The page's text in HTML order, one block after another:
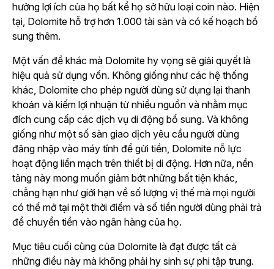
hưởng lợi ích của họ bất kể họ sở hữu loại coin nào. Hiện
tại, Dolomite hỗ trợ hơn 1.000 tài sản và có kế hoạch bổ
sung thêm.
Một vấn đề khác mà Dolomite hy vọng sẽ giải quyết là
hiệu quả sử dụng vốn. Không giống như các hệ thống
khác, Dolomite cho phép người dùng sử dụng lại thanh
khoản và kiếm lợi nhuận từ nhiều nguồn và nhằm mục
đích cung cấp các dịch vụ di động bổ sung. Và không
giống như một số sàn giao dịch yêu cầu người dùng
đăng nhập vào máy tính để gửi tiền, Dolomite nỗ lực
hoạt động liền mạch trên thiết bị di động. Hơn nữa, nền
tảng này mong muốn giảm bớt những bất tiện khác,
chẳng hạn như giới hạn về số lượng vị thế mà mọi người
có thể mở tại một thời điểm và số tiền người dùng phải trả
để chuyển tiền vào ngân hàng của họ.
Mục tiêu cuối cùng của Dolomite là đạt được tất cả
những điều này mà không phải hy sinh sự phi tập trung.